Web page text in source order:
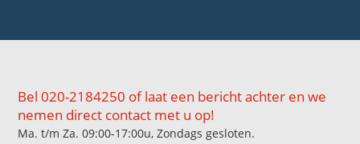
Bel 020-2184250 of laat een bericht achter en we
nemen direct contact met u op!
Ma. t/m Za. 09:00-17:00u, Zondags gesloten.